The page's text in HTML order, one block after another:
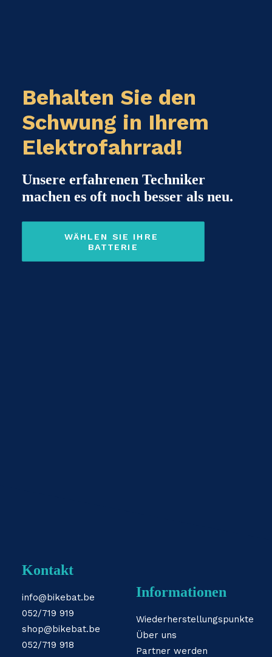
Behalten Sie den
Schwung in Ihrem
Elektrofahrrad!
Unsere erfahrenen Techniker
machen es oft noch besser als neu.
WÄHLEN SIE IHRE
BATTERIE
Kontakt
info@bikebat.be
052/719 919
shop@bikebat.be
052/719 918
Informationen
Wiederherstellungspunkte
Über uns
Partner werden